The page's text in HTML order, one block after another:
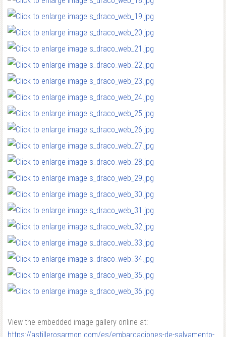
View the embedded image gallery online at:
https://astillerosarmon.com/es/embarcaciones-de-salvamento-